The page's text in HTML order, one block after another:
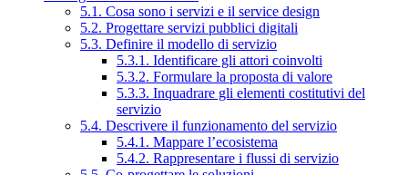
5.1. Cosa sono i servizi e il service design
5.2. Progettare servizi pubblici digitali
5.3. Definire il modello di servizio
5.3.1. Identificare gli attori coinvolti
5.3.2. Formulare la proposta di valore
5.3.3. Inquadrare gli elementi costitutivi del
servizio
5.4. Descrivere il funzionamento del servizio
5.4.1. Mappare l’ecosistema
5.4.2. Rappresentare i flussi di servizio